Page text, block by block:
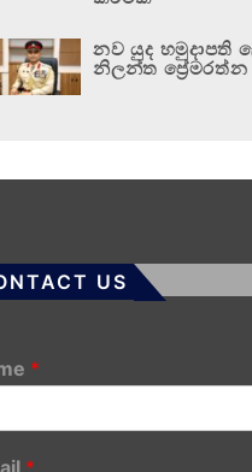
නව යුද හමුදාපති
නිලන්ත ප්‍රේමරත්න
US
*
*